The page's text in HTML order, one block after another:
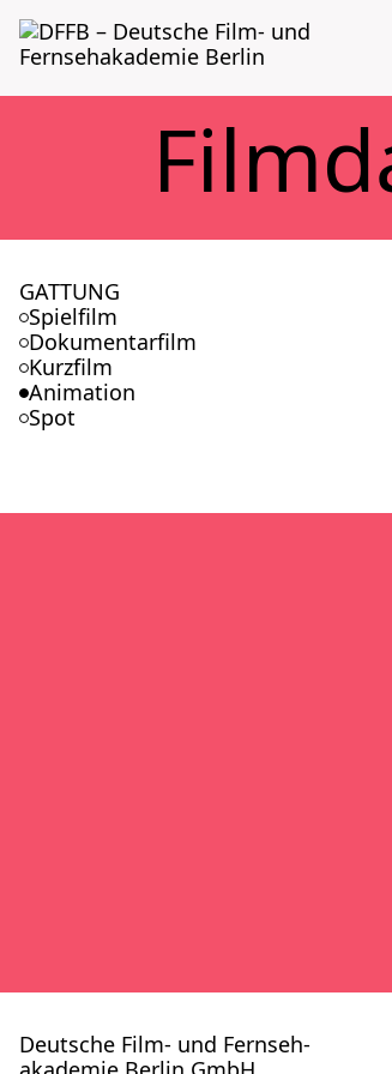
GATTUNG
Spielfilm
Dokumentarfilm
Kurzfilm
Animation
Spot
Deutsche Film- und Fernseh­